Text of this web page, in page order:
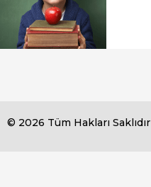
© 2026 Tüm Hakları Saklıdır